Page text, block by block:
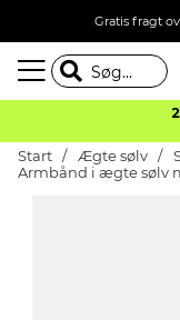
Gratis fragt
Start Ægte sølv
Armbånd i ægte sølv